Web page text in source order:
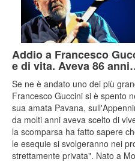
Addio a Francesco
e di vita. Aveva 86
Se ne è andato uno dei più
Francesco Guccini si è spento
sua amata Pavana,
da molti anni aveva scelto di
la scomparsa ha fatto sapere
le esequie si svolgeranno nei
strettamente privata". Nato a